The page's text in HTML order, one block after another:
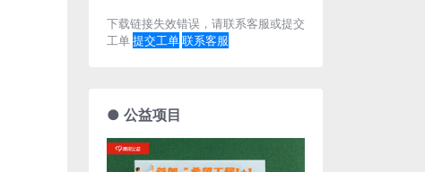
下载链接失效错误，请联系客服或提交
工单提交工单联系客服
● 公益项目